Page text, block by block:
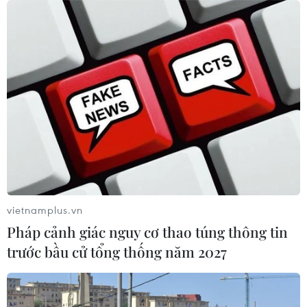
Bí thư Thành ủy Hà Nội thúc tiến độ
hai dự án giao thông trọng điểm
Nam Thủ đô
08/08/2026 08:52
Đề xuất hơn 65.500 tỷ đồng đầu tư
Dự án đường cao tốc nối Lai Châu-
Lào Cai
08/08/2026 08:45
Nghệ An: Sạt lở nghiêm trọng, tỉnh lộ
543D tạm thời tê liệt
08/08/2026 07:09
vietnamplus.vn
Pháp cảnh giác nguy cơ thao túng thông tin
trước bầu cử tổng thống năm 2027